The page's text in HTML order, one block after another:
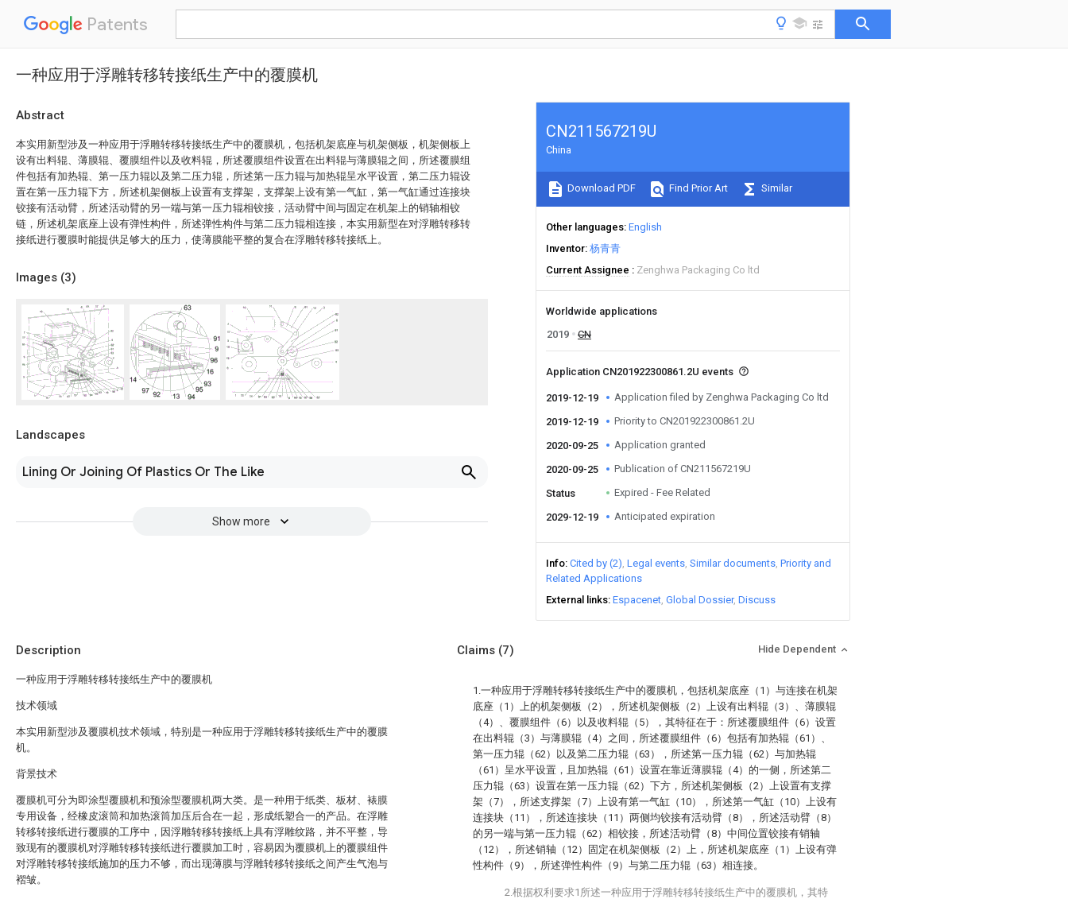
Patents
一种应用于浮雕转移转接纸生产中的覆膜机
Abstract
本实用新型涉及一种应用于浮雕转移转接纸生产中的覆膜机，包括机架底座与机架侧板，机架侧板上
设有出料辊、薄膜辊、覆膜组件以及收料辊，所述覆膜组件设置在出料辊与薄膜辊之间，所述覆膜组
件包括有加热辊、第一压力辊以及第二压力辊，所述第一压力辊与加热辊呈水平设置，第二压力辊设
置在第一压力辊下方，所述机架侧板上设置有支撑架，支撑架上设有第一气缸，第一气缸通过连接块
铰接有活动臂，所述活动臂的另一端与第一压力辊相铰接，活动臂中间与固定在机架上的销轴相铰
链，所述机架底座上设有弹性构件，所述弹性构件与第二压力辊相连接，本实用新型在对浮雕转移转
接纸进行覆膜时能提供足够大的压力，使薄膜能平整的复合在浮雕转移转接纸上。
Images (3)
Landscapes
Lining Or Joining Of Plastics Or The Like
Show more
CN211567219U
China
Download PDF Find Prior Art Similar
Other languages English
Inventor 杨青青
Current Assignee
Zenghwa Packaging Co ltd
Worldwide applications
2019
CN
Application CN201922300861.2U events
2019-12-19 Application filed by Zenghwa Packaging Co ltd
2019-12-19 Priority to CN201922300861.2U
2020-09-25 Application granted
2020-09-25 Publication of CN211567219U
Status Expired - Fee Related
2029-12-19 Anticipated expiration
Info Cited by (2) Legal events Similar documents Priority and
Related Applications
External links Espacenet Global Dossier Discuss
Description
一种应用于浮雕转移转接纸生产中的覆膜机
技术领域
本实用新型涉及覆膜机技术领域，特别是一种应用于浮雕转移转接纸生产中的覆膜
机。
背景技术
覆膜机可分为即涂型覆膜机和预涂型覆膜机两大类。是一种用于纸类、板材、裱膜
专用设备，经橡皮滚筒和加热滚筒加压后合在一起，形成纸塑合一的产品。在浮雕
转移转接纸进行覆膜的工序中，因浮雕转移转接纸上具有浮雕纹路，并不平整，导
致现有的覆膜机对浮雕转移转接纸进行覆膜加工时，容易因为覆膜机上的覆膜组件
对浮雕转移转接纸施加的压力不够，而出现薄膜与浮雕转移转接纸之间产生气泡与
褶皱。
Claims (7) Hide Dependent
1.一种应用于浮雕转移转接纸生产中的覆膜机，包括机架底座（1）与连接在机架
底座（1）上的机架侧板（2），所述机架侧板（2）上设有出料辊（3）、薄膜辊
（4）、覆膜组件（6）以及收料辊（5），其特征在于：所述覆膜组件（6）设置
在出料辊（3）与薄膜辊（4）之间，所述覆膜组件（6）包括有加热辊（61）、
第一压力辊（62）以及第二压力辊（63），所述第一压力辊（62）与加热辊
（61）呈水平设置，且加热辊（61）设置在靠近薄膜辊（4）的一侧，所述第二
压力辊（63）设置在第一压力辊（62）下方，所述机架侧板（2）上设置有支撑
架（7），所述支撑架（7）上设有第一气缸（10），所述第一气缸（10）上设有
连接块（11），所述连接块（11）两侧均铰接有活动臂（8），所述活动臂（8）
的另一端与第一压力辊（62）相铰接，所述活动臂（8）中间位置铰接有销轴
（12），所述销轴（12）固定在机架侧板（2）上，所述机架底座（1）上设有弹
性构件（9），所述弹性构件（9）与第二压力辊（63）相连接。
2.根据权利要求1所述一种应用于浮雕转移转接纸生产中的覆膜机，其特